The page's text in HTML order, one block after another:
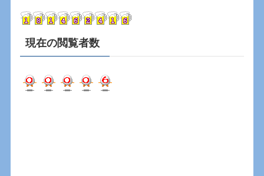
現在の閲覧者数